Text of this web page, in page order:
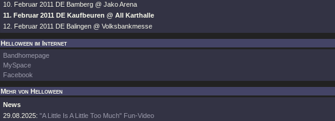
10. Februar 2011 DE Bamberg @ Jako Arena
11. Februar 2011 DE Kaufbeuren @ All Karthalle
12. Februar 2011 DE Balingen @ Volksbankmesse
Helloween im Internet
Bandhomepage
MySpace
Facebook
Mehr von Helloween
News
29.08.2025: "A Little Is A Little Too Much" Fun-Video